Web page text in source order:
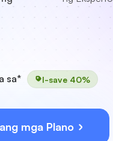
sa* I-save 40%
mga Plano